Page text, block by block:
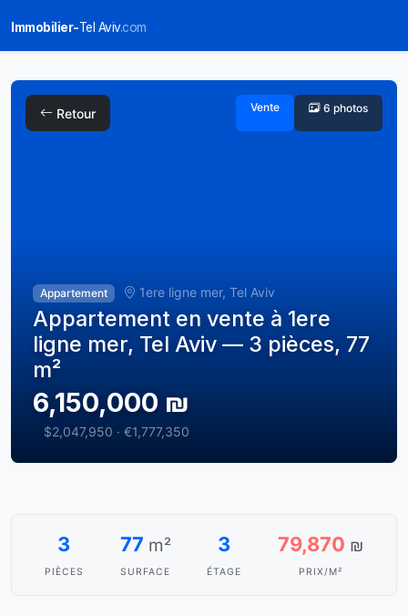
Immobilier-Tel Aviv.com
Retour Vente 6 photos
Appartement 1ere ligne mer, Tel Aviv
Appartement en vente à 1ere
ligne mer, Tel Aviv — 3 pièces, 77
m²
6,150,000 ₪
$2,047,950 · €1,777,350
3
PIÈCES
77 m²
SURFACE
3
ÉTAGE
79,870 ₪
PRIX/M²